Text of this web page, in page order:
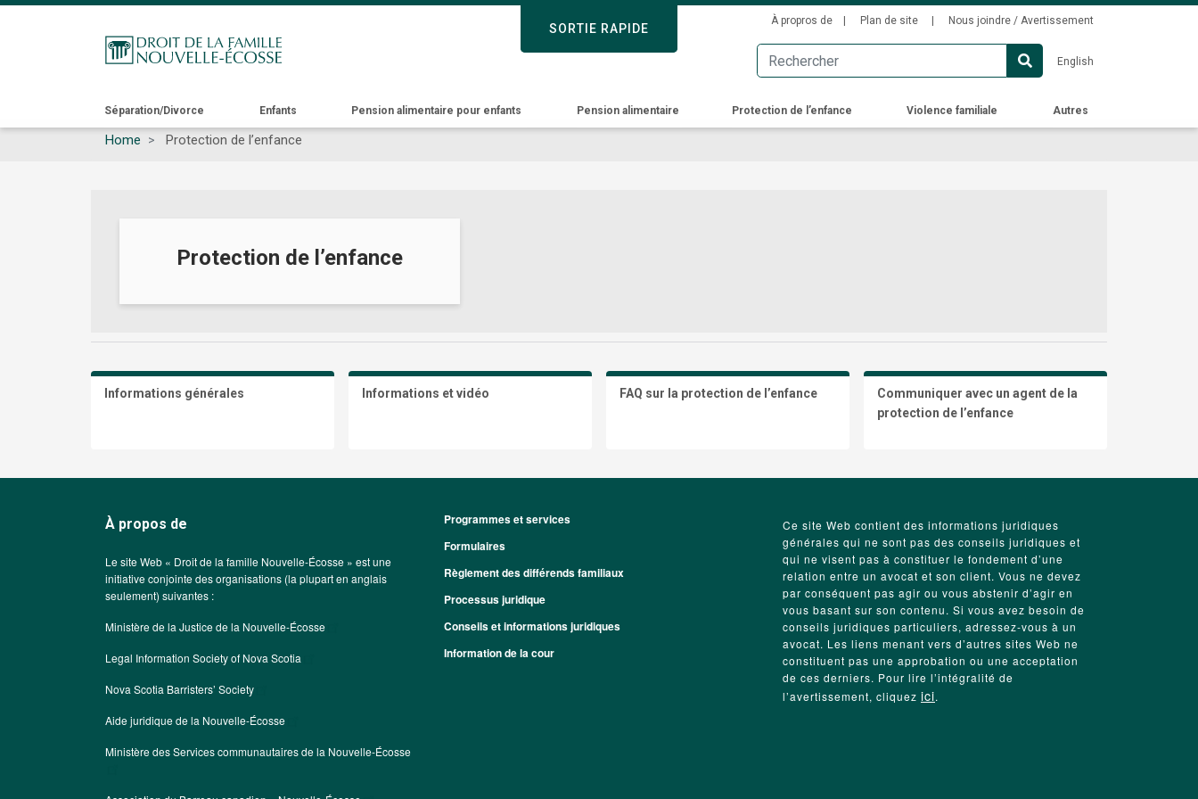
SORTIE RAPIDE
to
main
Secondary
Menu
À propros de Plan de site Nous joindre / Avertissement
English
SORTIE RAPIDE
Main
navigation
Séparation/Divorce Enfants Pension alimentaire pour enfants Pension alimentaire Protection de l’enfance Violence familiale Autres
Home Protection de l’enfance
Protection de l’enfance
Informations générales Informations et vidéo FAQ sur la protection de l’enfance
Communiquer avec un agent de la
protection de l’enfance
À propos de
Le site Web « Droit de la famille Nouvelle-Écosse » est une
initiative conjointe des organisations (la plupart en anglais
seulement) suivantes :
Ministère de la Justice de la Nouvelle-Écosse
Legal Information Society of Nova Scotia
Nova Scotia Barristers’ Society
Aide juridique de la Nouvelle-Écosse
Ministère des Services communautaires de la Nouvelle-Écosse
Footer
Programmes et services
Formulaires
Règlement des différends familiaux
Processus juridique
Conseils et informations juridiques
Information de la cour
Ce site Web contient des informations juridiques
générales qui ne sont pas des conseils juridiques et
qui ne visent pas à constituer le fondement d’une
relation entre un avocat et son client. Vous ne devez
par conséquent pas agir ou vous abstenir d’agir en
vous basant sur son contenu. Si vous avez besoin de
conseils juridiques particuliers, adressez-vous à un
avocat. Les liens menant vers d’autres sites Web ne
constituent pas une approbation ou une acceptation
de ces derniers. Pour lire l’intégralité de
l’avertissement, cliquez ici.